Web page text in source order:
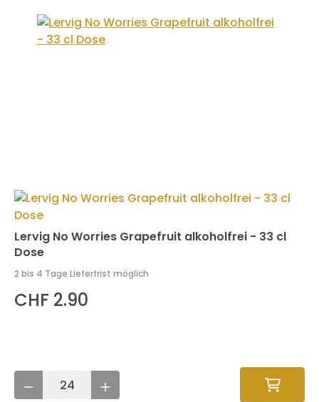
Lervig No Worries Grapefruit alkoholfrei - 33 cl
Dose
2 bis 4 Tage Lieferfrist möglich
CHF 2.90